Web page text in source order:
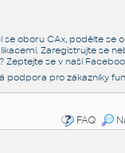
oboru CAx, podělte se
Zaregistrujte se
Zeptejte se v naší
podpora pro zákazníky
FAQ